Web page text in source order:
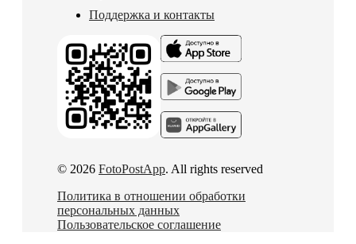
Поддержка и контакты
© 2026 FotoPostApp. All rights reserved
Политика в отношении обработки
персональных данных
Пользовательское соглашение